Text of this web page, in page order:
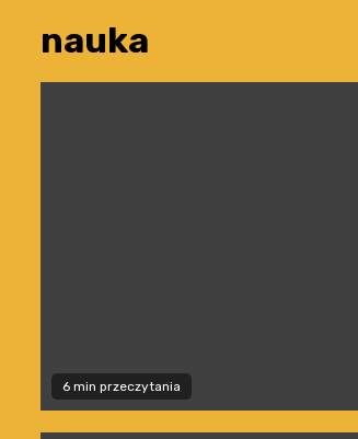
nauka
6 min przeczytania